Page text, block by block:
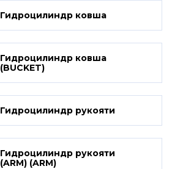
КОНТАКТЫ
Гидроцилиндр ковша
Гидроцилиндр ковша
(BUCKET)
Гидроцилиндр рукояти
Гидроцилиндр рукояти
(ARM) (ARM)